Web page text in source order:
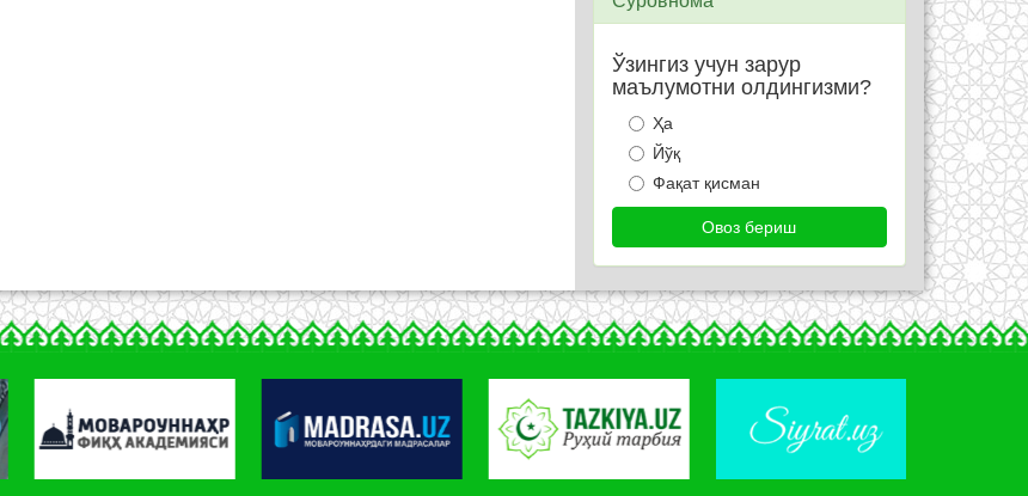
Ўзингиз учун зарур
маълумотни олдингизми?
Ҳа
Йўқ
Фақат қисман